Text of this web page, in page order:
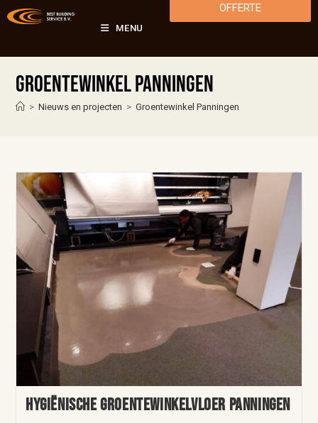
MENU
OFFERTE
Groentewinkel Panningen
> Nieuws en projecten > Groentewinkel Panningen
Hygiënische groentewinkelvloer Panningen